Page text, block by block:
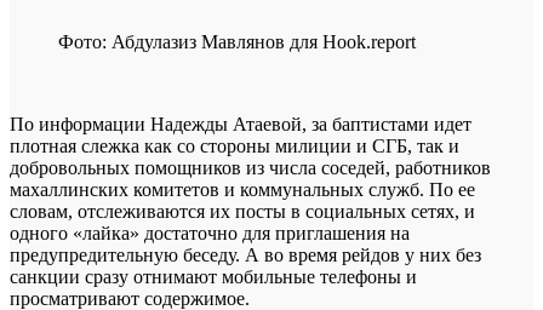
Фото: Абдулазиз Мавлянов для Hook.report
По информации Надежды Атаевой, за баптистами идет
плотная слежка как со стороны милиции и СГБ, так и
добровольных помощников из числа соседей, работников
махаллинских комитетов и коммунальных служб. По ее
словам, отслеживаются их посты в социальных сетях, и
одного «лайка» достаточно для приглашения на
предупредительную беседу. А во время рейдов у них без
санкции сразу отнимают мобильные телефоны и
просматривают содержимое.